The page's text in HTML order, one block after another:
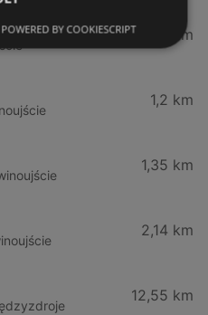
0,9 km
1,2 km
1,35 km
2,14 km
12,55 km
POWERED BY COOKIESCRIPT